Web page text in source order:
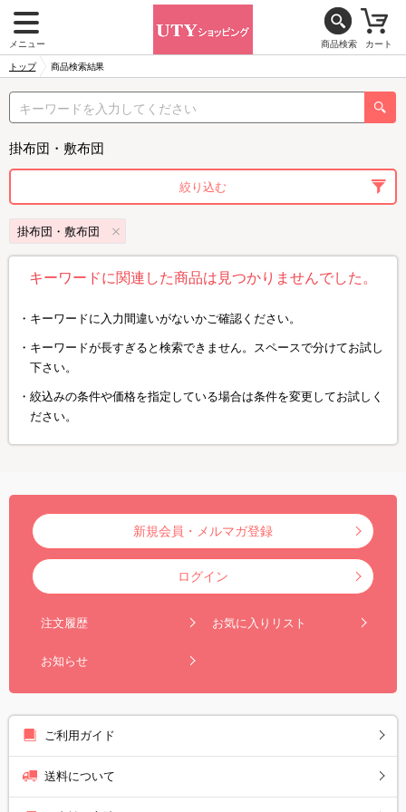
メニュー 商品検索 カート
トップ 商品検索結果
掛布団・敷布団
絞り込む
掛布団・敷布団
キーワードに関連した商品は見つかりませんでした。
キーワードに入力間違いがないかご確認ください。
キーワードが長すぎると検索できません。スペースで分けてお試し
下さい。
絞込みの条件や価格を指定している場合は条件を変更してお試しく
ださい。
新規会員・メルマガ登録
ログイン
注文履歴 お気に入りリスト
お知らせ
ご利用ガイド
送料について